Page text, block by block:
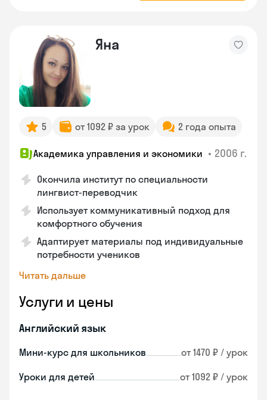
Яна
5 от 1092 ₽ за урок 2 года опыта
Академика управления и экономики • 2006 г.
Окончила институт по специальности
лингвист-переводчик
Использует коммуникативный подход для
комфортного обучения
Адаптирует материалы под индивидуальные
потребности учеников
Читать дальше
Услуги и цены
Английский язык
Мини-курс для школьников от 1470 ₽ / урок
Уроки для детей от 1092 ₽ / урок